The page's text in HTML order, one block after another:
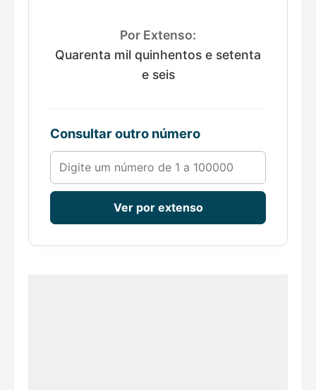
Por Extenso:
Quarenta mil quinhentos e setenta
e seis
Consultar outro número
Número de 1 a 100000
Ver por extenso